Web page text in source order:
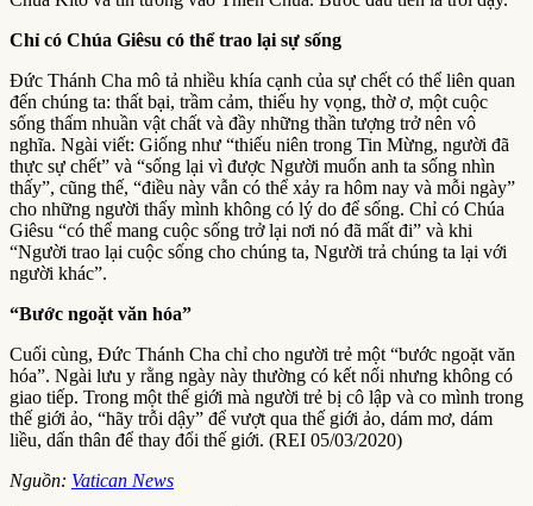
Chỉ có Chúa Giêsu có thể trao lại sự sống
Đức Thánh Cha mô tả nhiều khía cạnh của sự chết có thể liên quan
đến chúng ta: thất bại, trầm cảm, thiếu hy vọng, thờ ơ, một cuộc
sống thấm nhuần vật chất và đầy những thần tượng trở nên vô
nghĩa. Ngài viết: Giống như “thiếu niên trong Tin Mừng, người đã
thực sự chết” và “sống lại vì được Người muốn anh ta sống nhìn
thấy”, cũng thế, “điều này vẫn có thể xảy ra hôm nay và mỗi ngày”
cho những người thấy mình không có lý do để sống. Chỉ có Chúa
Giêsu “có thể mang cuộc sống trở lại nơi nó đã mất đi” và khi
“Người trao lại cuộc sống cho chúng ta, Người trả chúng ta lại với
người khác”.
“Bước ngoặt văn hóa”
Cuối cùng, Đức Thánh Cha chỉ cho người trẻ một “bước ngoặt văn
hóa”. Ngài lưu y rằng ngày này thường có kết nối nhưng không có
giao tiếp. Trong một thế giới mà người trẻ bị cô lập và co mình trong
thế giới ảo, “hãy trỗi dậy” để vượt qua thế giới ảo, dám mơ, dám
liều, dấn thân để thay đổi thế giới. (REI 05/03/2020)
Nguồn: Vatican News